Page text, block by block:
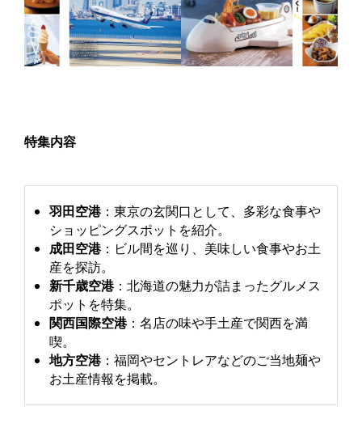
特集内容
羽田空港：​東京の玄関口として、多彩な食事や
ショッピングスポットを紹介。​
成田空港：​ビル間を巡り、美味しい食事やお土
産を探訪。​
新千歳空港：​北海道の魅力が詰まったグルメス
ポットを特集。​
関西国際空港：​名店の味や手土産で関西を満
喫。​
地方空港：​福岡やセントレアなどのご当地麺や
お土産情報を掲載。​